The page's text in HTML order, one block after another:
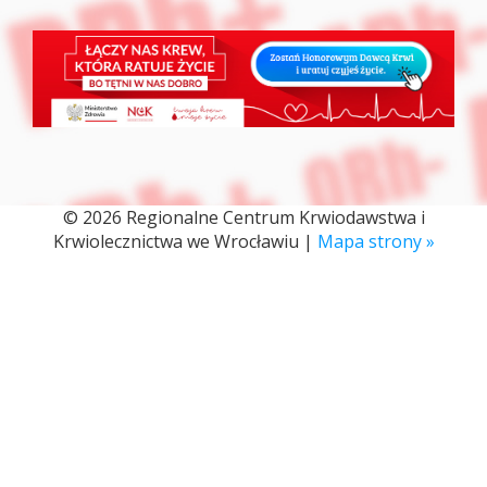
© 2026 Regionalne Centrum Krwiodawstwa i
Krwiolecznictwa we Wrocławiu | Mapa strony »